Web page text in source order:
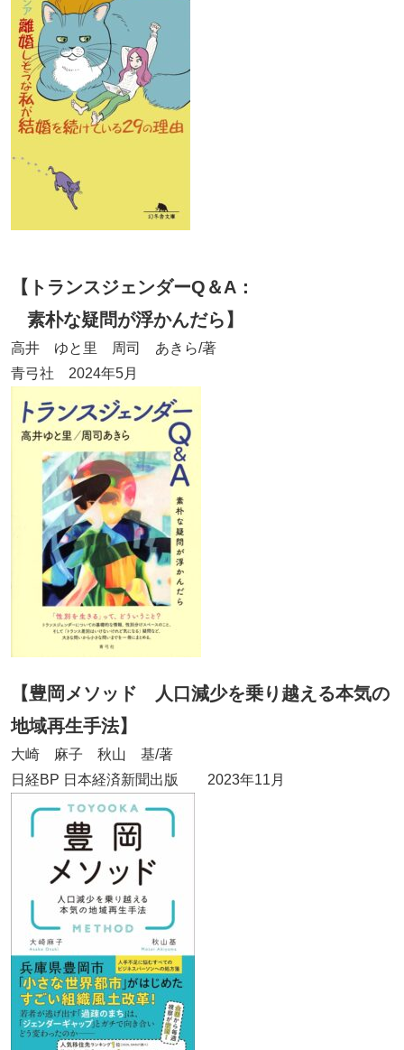
【トランスジェンダーQ＆A：
素朴な疑問が浮かんだら】
高井 ゆと里 周司 あきら/著
青弓社 2024年5月
【豊岡メソッド 人口減少を乗り越える本気の
地域再生手法】
大崎 麻子 秋山 基/著
日経BP 日本経済新聞出版 2023年11月